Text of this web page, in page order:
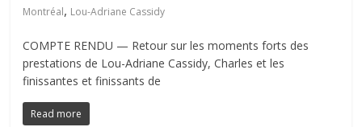
Montréal, Lou-Adriane Cassidy
COMPTE RENDU — Retour sur les moments forts des
prestations de Lou-Adriane Cassidy, Charles et les
finissantes et finissants de
Read more